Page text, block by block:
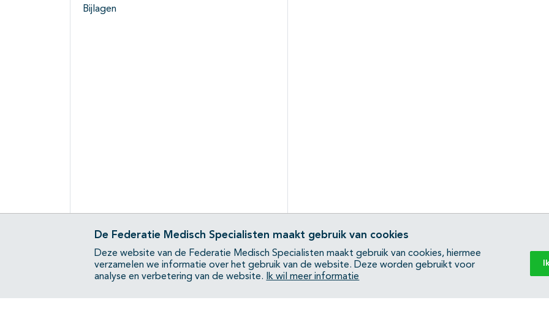
Bijlagen
De Federatie Medisch Specialisten maakt gebruik van cookies
Deze website van de Federatie Medisch Specialisten maakt gebruik van cookies, hiermee
verzamelen we informatie over het gebruik van de website. Deze worden gebruikt voor
analyse en verbetering van de website.
Ik wil meer informatie